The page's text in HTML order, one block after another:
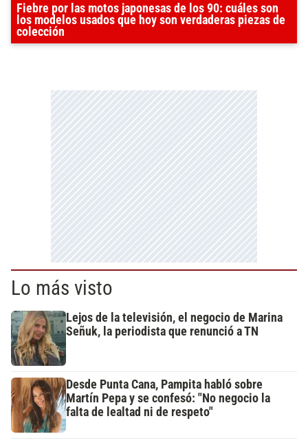
Fiebre por las motos japonesas de los 90: cuáles son
los modelos usados que hoy son verdaderas piezas de
colección
Lo más visto
Lejos de la televisión, el negocio de Marina
Señuk, la periodista que renunció a TN
Desde Punta Cana, Pampita habló sobre
Martín Pepa y se confesó: "No negocio la
falta de lealtad ni de respeto"